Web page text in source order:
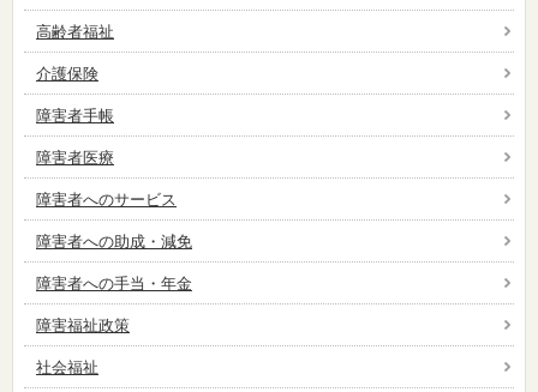
高齢者福祉
介護保険
障害者手帳
障害者医療
障害者へのサービス
障害者への助成・減免
障害者への手当・年金
障害福祉政策
社会福祉